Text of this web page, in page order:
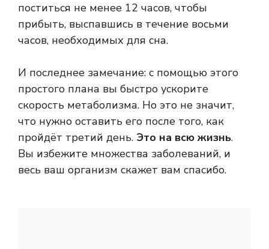
поститься не менее 12 часов, чтобы
прибыть, выспавшись в течение восьми
часов, необходимых для сна.
И последнее замечание: с помощью этого
простого плана вы быстро ускорите
скорость метаболизма. Но это не значит,
что нужно оставить его после того, как
пройдёт третий день. Это на всю жизнь.
Вы избежите множества заболеваний, и
весь ваш организм скажет вам спасибо.